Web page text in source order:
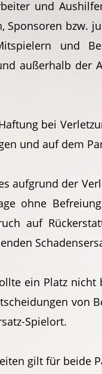
und
Sponsoren bzw.
und
außerhalb der
bei
und auf dem
aufgrund der
ohne
auf
ein Platz nicht
von
Spielort.
gilt für beide